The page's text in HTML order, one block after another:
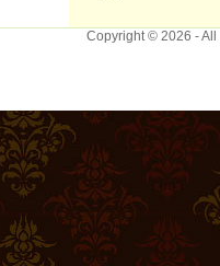
Copyright © 2026 -